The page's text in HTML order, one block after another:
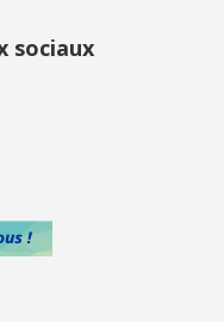
sociaux